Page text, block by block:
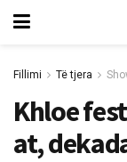
Fillimi Të tjera
Khloe
at,